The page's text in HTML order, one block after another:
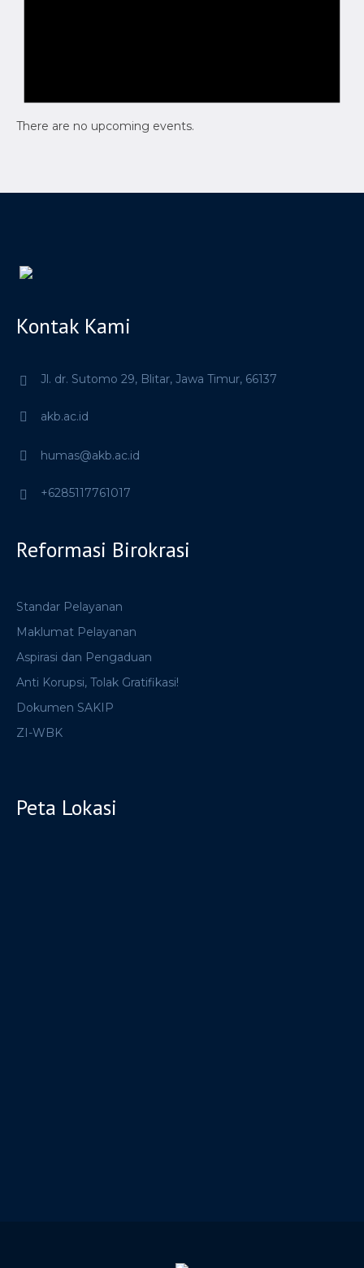
There are no upcoming events.
Kontak Kami
Jl. dr. Sutomo 29, Blitar,Jawa Timur, 66137
akb.ac.id
humas@akb.ac.id
+6285117761017
Reformasi Birokrasi
Standar Pelayanan
Maklumat Pelayanan
Aspirasi dan Pengaduan
Anti Korupsi, Tolak Gratifikasi!
Dokumen SAKIP
ZI-WBK
Peta Lokasi